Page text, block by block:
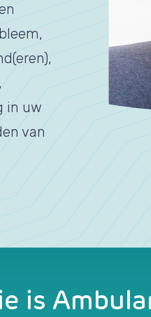
in uw
van
is